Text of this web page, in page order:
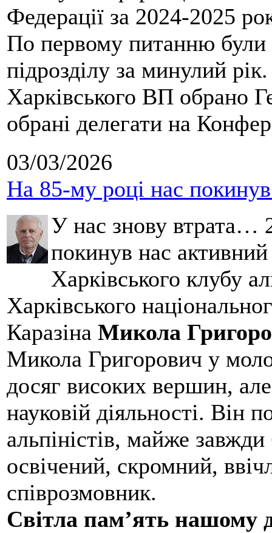
Федерації за 2024-2025
По первому питанню були
підрозділу за минулий
Харківського ВП обрано
обрані делегати на
03/03/2026
На 85-му році нас
У нас знову втрата…
покинув нас
Харківського клубу
Харківського
Каразіна Микола
Микола Григорович у
досяг високих вершин,
науковій діяльності. Він
альпіністів, майже
освічений, скромний,
співрозмовник.
Світла пам’ять нашому